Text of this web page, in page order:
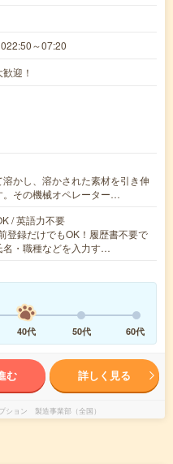
～07:20
迎！
かし、溶かされた素材を引き伸
。その機械オペレーター…
/ 英語力不要
登録だけでもOK！履歴書不要で
・職種などを入力す…
40代 50代 60代
む 詳しく見る
ション 製造事業部（全国）